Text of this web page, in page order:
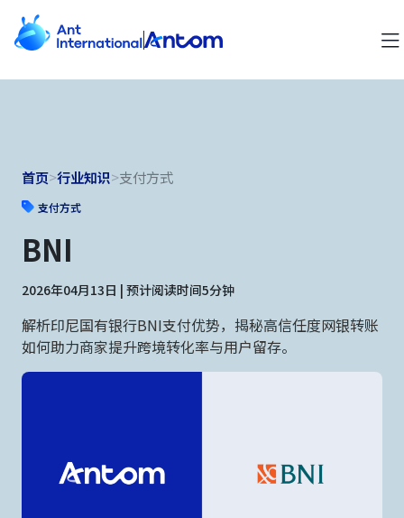
首页>行业知识>支付方式
支付方式
BNI
2026年04月13日 | 预计阅读时间5分钟
解析印尼国有银行BNI支付优势，揭秘高信任度网银转账
如何助力商家提升跨境转化率与用户留存。